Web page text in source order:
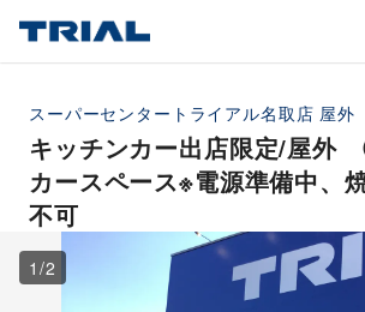
スーパーセンタートライアル名取店 屋外
キッチンカー出店限定/屋
カースペース※電源準備中、
不可
1 /2